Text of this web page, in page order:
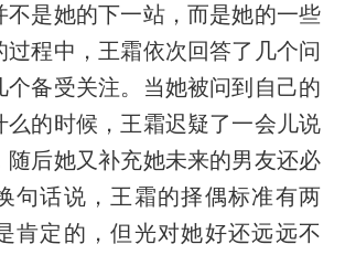
不是她的下一站，而是她的一些
过程中，王霜依次回答了几个问
个备受关注。当她被问到自己的
么的时候，王霜迟疑了一会儿说
随后她又补充她未来的男友还必
句话说，王霜的择偶标准有两
肯定的，但光对她好还远远不